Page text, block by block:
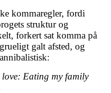
kommaregler, fordi
struktur og
forkert sat komma på
galt afsted, og
love: Eating my family